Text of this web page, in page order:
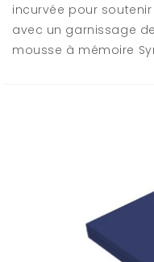
incurvée pour
avec un garnissage
mousse à mémoire